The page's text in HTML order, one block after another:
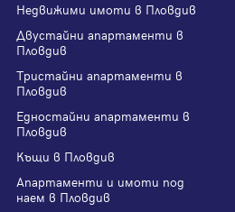
Недвижими имоти в Пловдив
Двустайни апартаменти в
Пловдив
Тристайни апартаменти в
Пловдив
Едностайни апартаменти в
Пловдив
Къщи в Пловдив
Апартаменти и имоти под
наем в Пловдив